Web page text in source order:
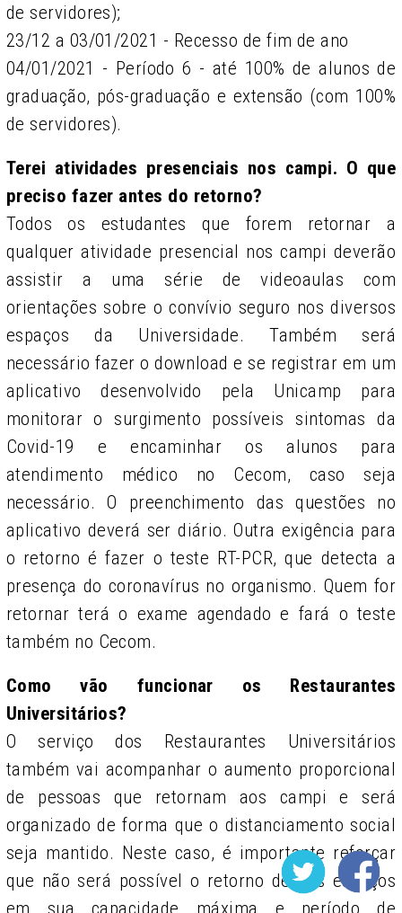
de servidores);
23/12 a 03/01/2021 - Recesso de fim de ano
04/01/2021 - Período 6 - até 100% de alunos de
graduação, pós-graduação e extensão (com 100%
de servidores).
Terei atividades presenciais nos campi. O que
preciso fazer antes do retorno?
Todos os estudantes que forem retornar a
qualquer atividade presencial nos campi deverão
assistir a uma série de videoaulas com
orientações sobre o convívio seguro nos diversos
espaços da Universidade. Também será
necessário fazer o download e se registrar em um
aplicativo desenvolvido pela Unicamp para
monitorar o surgimento possíveis sintomas da
Covid-19 e encaminhar os alunos para
atendimento médico no Cecom, caso seja
necessário. O preenchimento das questões no
aplicativo deverá ser diário. Outra exigência para
o retorno é fazer o teste RT-PCR, que detecta a
presença do coronavírus no organismo. Quem for
retornar terá o exame agendado e fará o teste
também no Cecom.
Como vão funcionar os Restaurantes
Universitários?
O serviço dos Restaurantes Universitários
também vai acompanhar o aumento proporcional
de pessoas que retornam aos campi e será
organizado de forma que o distanciamento social
seja mantido. Neste caso, é importante reforçar
que não será possível o retorno desses espaços
em sua capacidade máxima e período de